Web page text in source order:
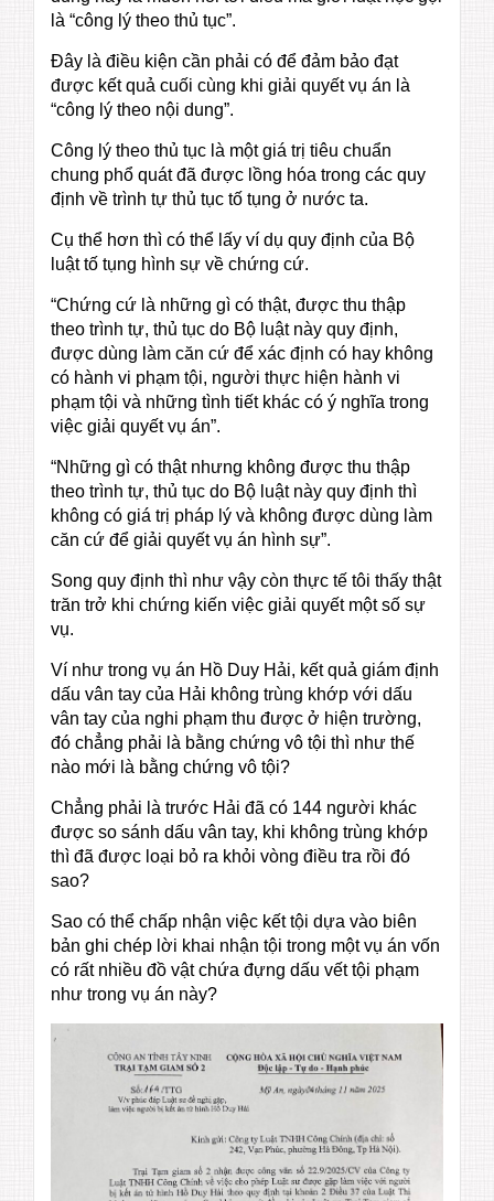
là “công lý theo thủ tục”.
Đây là điều kiện cần phải có để đảm bảo đạt
được kết quả cuối cùng khi giải quyết vụ án là
“công lý theo nội dung”.
Công lý theo thủ tục là một giá trị tiêu chuẩn
chung phổ quát đã được lồng hóa trong các quy
định về trình tự thủ tục tố tụng ở nước ta.
Cụ thể hơn thì có thể lấy ví dụ quy định của Bộ
luật tố tụng hình sự về chứng cứ.
“Chứng cứ là những gì có thật, được thu thập
theo trình tự, thủ tục do Bộ luật này quy định,
được dùng làm căn cứ để xác định có hay không
có hành vi phạm tội, người thực hiện hành vi
phạm tội và những tình tiết khác có ý nghĩa trong
việc giải quyết vụ án”.
“Những gì có thật nhưng không được thu thập
theo trình tự, thủ tục do Bộ luật này quy định thì
không có giá trị pháp lý và không được dùng làm
căn cứ để giải quyết vụ án hình sự”.
Song quy định thì như vậy còn thực tế tôi thấy thật
trăn trở khi chứng kiến việc giải quyết một số sự
vụ.
Ví như trong vụ án Hồ Duy Hải, kết quả giám định
dấu vân tay của Hải không trùng khớp với dấu
vân tay của nghi phạm thu được ở hiện trường,
đó chẳng phải là bằng chứng vô tội thì như thế
nào mới là bằng chứng vô tội?
Chẳng phải là trước Hải đã có 144 người khác
được so sánh dấu vân tay, khi không trùng khớp
thì đã được loại bỏ ra khỏi vòng điều tra rồi đó
sao?
Sao có thể chấp nhận việc kết tội dựa vào biên
bản ghi chép lời khai nhận tội trong một vụ án vốn
có rất nhiều đồ vật chứa đựng dấu vết tội phạm
như trong vụ án này?